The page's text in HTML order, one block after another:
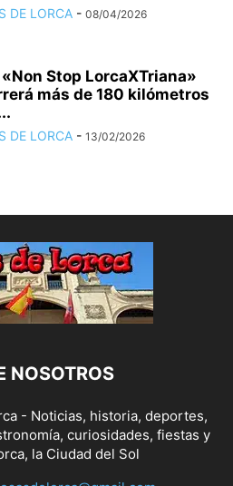
DE LORCA - 08/04/2026
«Non Stop LorcaXTriana»
más de 180 kilómetros
DE LORCA - 13/02/2026
NOSOTROS
- Noticias, historia, deportes,
curiosidades, fiestas y
la Ciudad del Sol